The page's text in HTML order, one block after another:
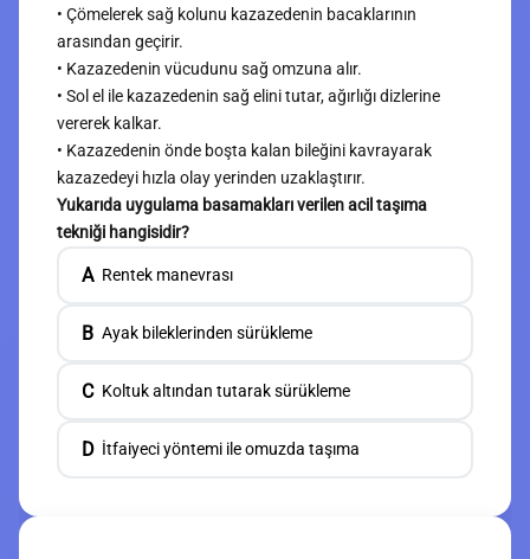
• Çömelerek sağ kolunu kazazedenin bacaklarının
arasından geçirir.
• Kazazedenin vücudunu sağ omzuna alır.
• Sol el ile kazazedenin sağ elini tutar, ağırlığı dizlerine
vererek kalkar.
• Kazazedenin önde boşta kalan bileğini kavrayarak
kazazedeyi hızla olay yerinden uzaklaştırır.
Yukarıda uygulama basamakları verilen acil taşıma
tekniği hangisidir?
A Rentek manevrası
B Ayak bileklerinden sürükleme
C Koltuk altından tutarak sürükleme
D İtfaiyeci yöntemi ile omuzda taşıma